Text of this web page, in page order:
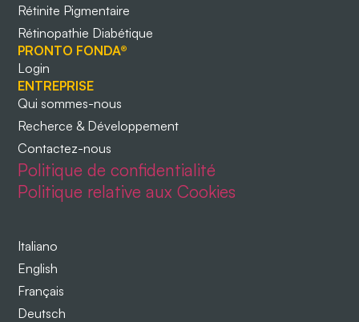
Rétinite Pigmentaire
Rétinopathie Diabétique
PRONTO FONDA®
Login
ENTREPRISE
Qui sommes-nous
Recherce & Développement
Contactez-nous
Politique de confidentialité
Politique relative aux Cookies
Italiano
English
Français
Deutsch